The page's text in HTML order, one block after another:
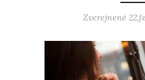
Zverejnené